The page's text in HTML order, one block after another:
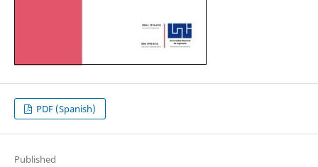
PDF (Spanish)
Published